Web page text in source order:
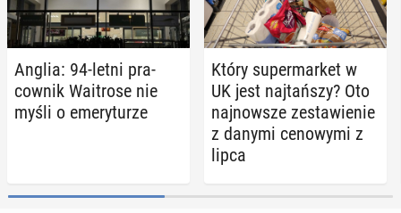
Anglia: 94-letni pra­
cow­nik Wa­itro­se nie
myśli o eme­ry­tu­rze
Który su­per­mar­ket w
UK jest naj­tań­szy? Oto
naj­now­sze ze­sta­wie­nie
z danymi ce­no­wy­mi z
lipca